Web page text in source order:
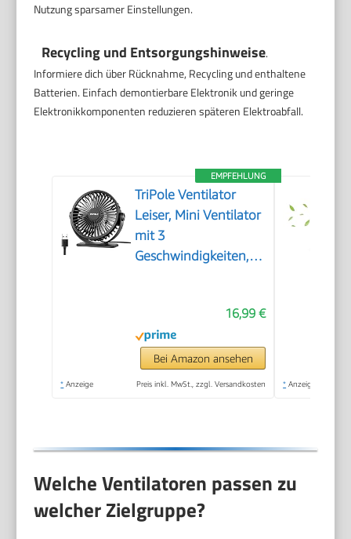
Nutzung sparsamer Einstellungen.
Recycling und Entsorgungshinweise.
Informiere dich über Rücknahme, Recycling und enthaltene
Batterien. Einfach demontierbare Elektronik und geringe
Elektronikkomponenten reduzieren späteren Elektroabfall.
EMPFEHLUNG
TriPole Ventilator
Leiser, Mini Ventilator
mit 3
Geschwindigkeiten,
Tragbarer mit 360°
Neigung, Fan klein für
Einsatz Büro,
Schlafzimmer, Reisen
16,99 €
Bei Amazon ansehen
* Anzeige Preis inkl. MwSt., zzgl. Versandkosten * Anzeige
Welche Ventilatoren passen zu
welcher Zielgruppe?